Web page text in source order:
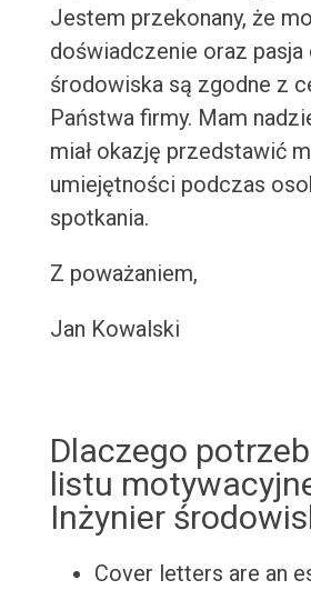
Jestem przekonany, że
doświadczenie oraz pasja
środowiska są zgodne z
Państwa firmy. Mam
miał okazję przedstawić
umiejętności podczas
spotkania.
Z poważaniem,
Jan Kowalski
Dlaczego
listu
Inżynier
Cover letters are an